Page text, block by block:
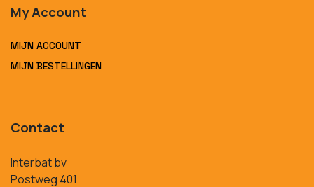
My Account
MIJN ACCOUNT
MIJN BESTELLINGEN
Contact
Interbat bv
Postweg 401